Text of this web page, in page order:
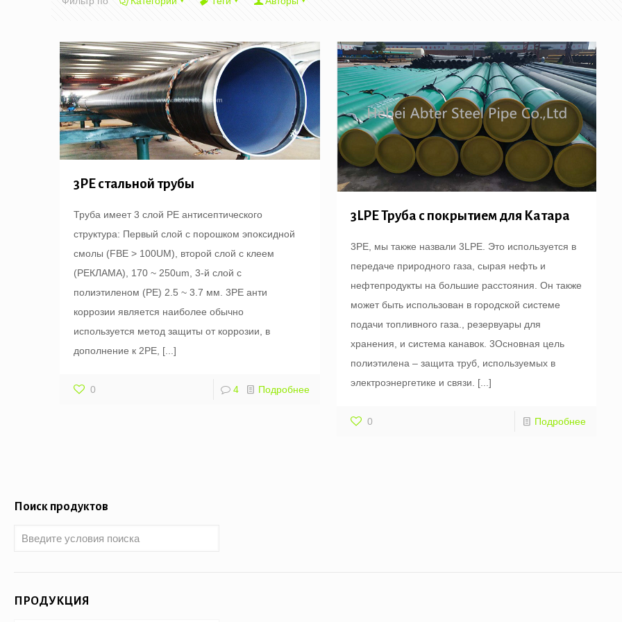
3PE стальной трубы
Труба имеет 3 слой PE антисептического
структура: Первый слой с порошком эпоксидной
смолы (FBE > 100UM), второй слой с клеем
(РЕКЛАМА), 170 ~ 250um, 3-й слой с
полиэтиленом (PE) 2.5 ~ 3.7 мм. 3PE анти
коррозии является наиболее обычно
используется метод защиты от коррозии, в
дополнение к 2PE, [...]
0 4 Подробнее
3LPE Труба с покрытием для Катара
3PE, мы также назвали 3LPE. Это используется в
передаче природного газа, сырая нефть и
нефтепродукты на большие расстояния. Он также
может быть использован в городской системе
подачи топливного газа., резервуары для
хранения, и система канавок. 3Основная цель
полиэтилена – защита труб, используемых в
электроэнергетике и связи.
[...]
0 Подробнее
Поиск продуктов
ПРОДУКЦИЯ